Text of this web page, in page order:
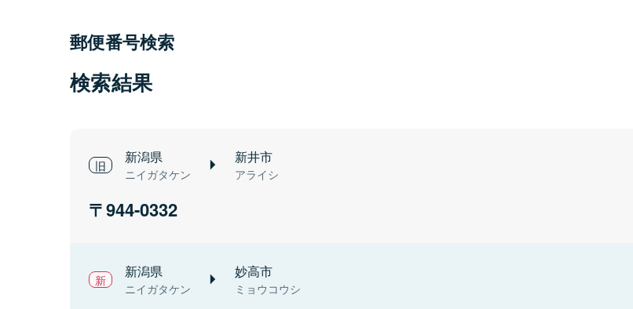
郵便番号検索
検索結果
新潟県
ニイガタケン
新井市
アライシ
944-0332
新潟県
ニイガタケン
妙高市
ミョウコウシ